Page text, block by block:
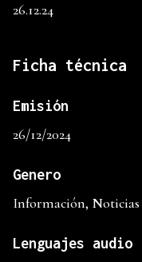
26.12.24
Ficha técnica
Emisión
26/12/2024
Genero
Información, Noticias
Lenguajes audio